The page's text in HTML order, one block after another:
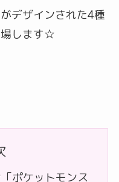
デザインされた4種
場します☆
ポケットモンス